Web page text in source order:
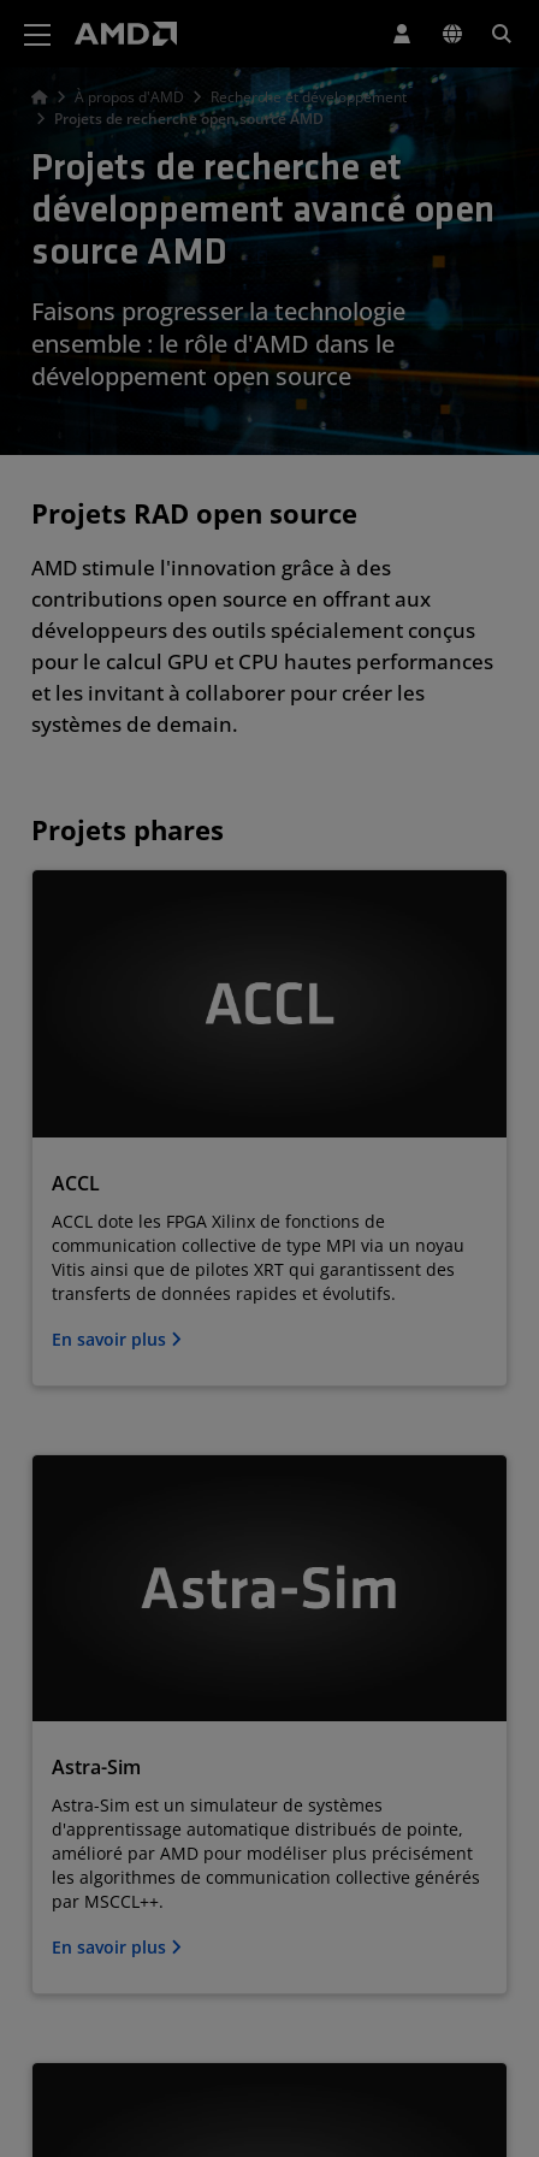
À propos d'AMD
Recherche et développement
Projets de recherche open source AMD
Projets de recherche et
développement avancé open
source AMD
Faisons progresser la technologie
ensemble : le rôle d'AMD dans le
développement open source
Projets RAD open source
AMD stimule l'innovation grâce à des
contributions open source en offrant aux
développeurs des outils spécialement conçus
pour le calcul GPU et CPU hautes performances
et les invitant à collaborer pour créer les
systèmes de demain.
Projets phares
ACCL
ACCL dote les FPGA Xilinx de fonctions de
communication collective de type MPI via un noyau
Vitis ainsi que de pilotes XRT qui garantissent des
transferts de données rapides et évolutifs.
En savoir plus
Astra-Sim
Astra-Sim est un simulateur de systèmes
d'apprentissage automatique distribués de pointe,
amélioré par AMD pour modéliser plus précisément
les algorithmes de communication collective générés
par MSCCL++.
En savoir plus